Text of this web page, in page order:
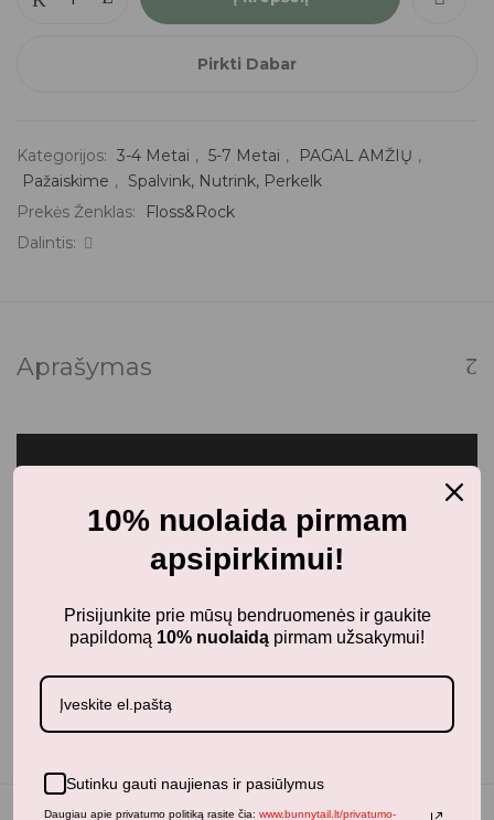
Pirkti Dabar
Kategorijos: 3-4 Metai , 5-7 Metai , PAGAL AMŽIŲ ,
Pažaiskime , Spalvink, Nutrink, Perkelk
Prekės Ženklas:
Floss&Rock
Dalintis:
Aprašymas
10% nuolaida pirmam
apsipirkimui!
Prisijunkite prie mūsų bendruomenės ir gaukite
papildomą 10% nuolaidą pirmam užsakymui!
Sutinku gauti naujienas ir pasiūlymus
Daugiau apie privatumo politiką rasite čia: www.bunnytail.lt/privatumo-